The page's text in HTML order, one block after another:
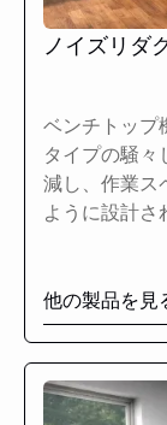
ノイズリダ
ベンチトップ
タイプの騒々
減し、作業ス
ように設計さ
他の製品を見
他の製品を見